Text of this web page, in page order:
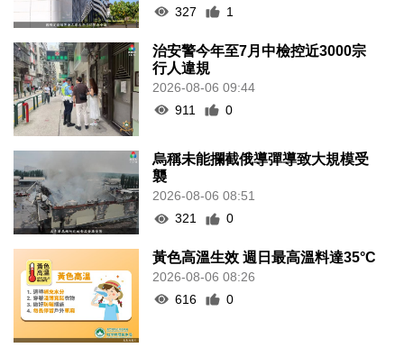
327
1
治安警今年至7月中檢控近3000宗
行人違規
2026-08-06 09:44
911
0
烏稱未能攔截俄導彈導致大規模受
襲
2026-08-06 08:51
321
0
黃色高溫生效 週日最高溫料達35°C
2026-08-06 08:26
616
0